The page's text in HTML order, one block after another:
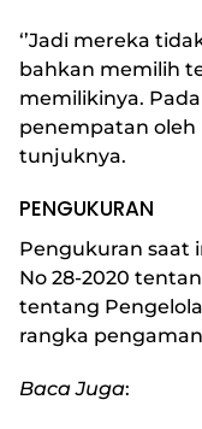
‘’Jadi mereka
bahkan memilih
memilikinya.
penempatan oleh
tunjuknya.
PENGUKURAN
Pengukuran saat
No 28-2020
tentang
rangka
Baca Juga: